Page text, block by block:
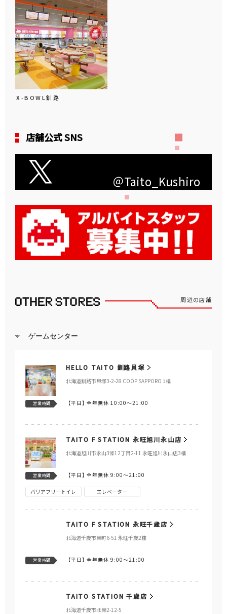
X-BOWL釧路
店舗公式 SNS
＠Taito_Kushiro
周辺の店舗
ゲームセンター
HELLO TAITO 釧路貝塚
北海道釧路市貝塚3-2-28 COOP SAPPORO 1樓
営業時間 【平日】全年無休 10:00～21:00
TAITO F STATION 永旺旭川永山店
北海道旭川市永山3條12丁目2-11 永旺旭川永山店3樓
営業時間 【平日】全年無休 9:00～21:00
バリアフリートイレ エレベーター
TAITO F STATION 永旺千歲店
北海道千歲市榮町6-51 永旺千歲2樓
営業時間 【平日】全年無休 9:00～21:00
TAITO STATION 千歳店
北海道千歲市北榮2-12-5